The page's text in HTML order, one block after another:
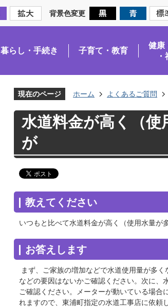
背景色変更
暮らし・手続き 子育て・教育
健康
現在のページ ホーム よくあるご質問
水道料金が高く（
が
教えてください
いつもと比べて水道料金が高く（使用水量が
お答えします
まず、ご家族の増加などで水道使用量が多
などの要因はないかご確認ください。次に、
ご確認ください。メーターが動いている場合
れますので、東浦町指定の水道工事店に依頼